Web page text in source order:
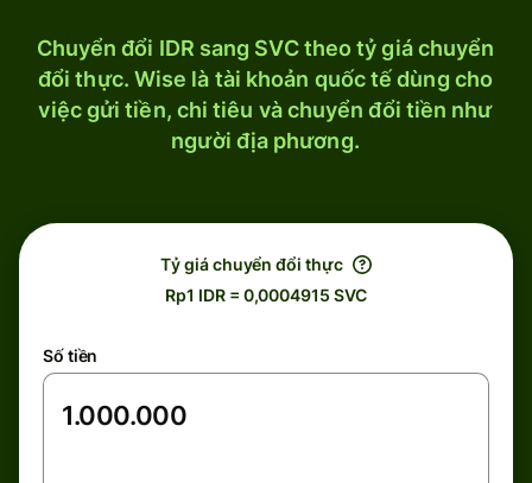
Chuyển đổi IDR sang SVC theo tỷ giá chuyển
đổi thực. Wise là tài khoản quốc tế dùng cho
việc gửi tiền, chi tiêu và chuyển đổi tiền như
người địa phương.
Tỷ giá chuyển đổi thực
Rp1 IDR = 0,0004915 SVC
Số tiền